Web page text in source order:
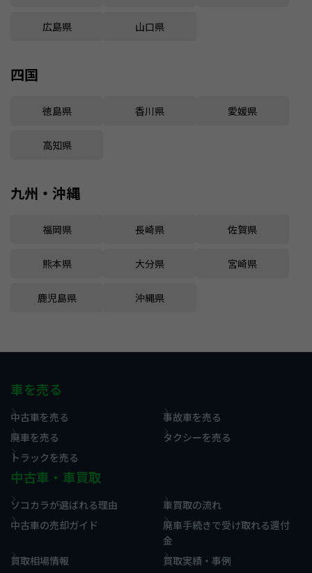
広島県 山口県
四国
徳島県 香川県 愛媛県
高知県
九州・沖縄
福岡県 長崎県 佐賀県
熊本県 大分県 宮崎県
鹿児島県 沖縄県
車を売る
中古車を売る
事故車を売る
廃車を売る
タクシーを売る
トラックを売る
中古車・車買取
ソコカラが選ばれる理由
車買取の流れ
中古車の売却ガイド
廃車手続きで受け取れる還付
金
買取相場情報
買取実績・事例